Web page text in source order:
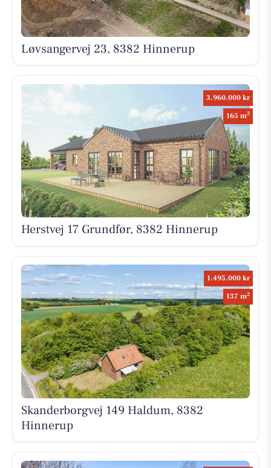
Løvsangervej 23, 8382 Hinnerup
3.960.000 kr
165 m2
Herstvej 17 Grundfør, 8382 Hinnerup
1.495.000 kr
137 m2
Skanderborgvej 149 Haldum, 8382
Hinnerup